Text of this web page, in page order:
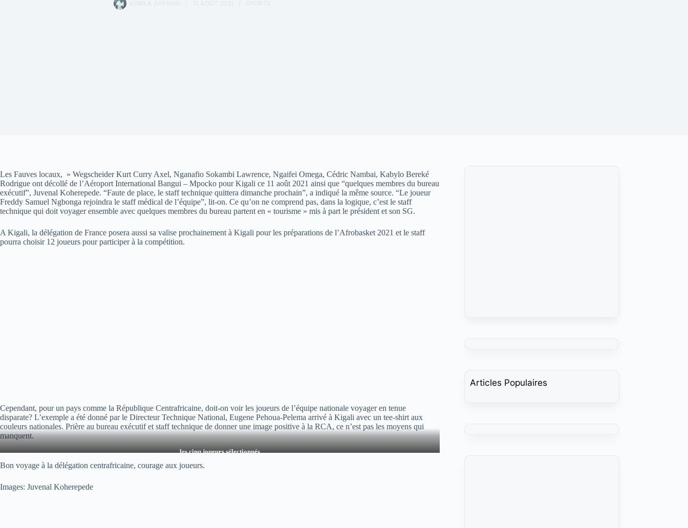
Les Fauves locaux, » Wegscheider Kurt Curry Axel, Nganafio Sokambi Lawrence, Ngaifei Omega, Cédric Nambai, Kabylo Bereké
Rodrigue ont décollé de l’Aéroport International Bangui – Mpocko pour Kigali ce 11 août 2021 ainsi que “quelques membres du bureau
exécutif”, Juvenal Koherepede. “Faute de place, le staff technique quittera dimanche prochain”, a indiqué la même source. “Le joueur
Freddy Samuel Ngbonga rejoindra le staff médical de l’équipe”, lit-on. Ce qu’on ne comprend pas, dans la logique, c’est le staff
technique qui doit voyager ensemble avec quelques membres du bureau partent en « tourisme » mis à part le président et son SG.
A Kigali, la délégation de France posera aussi sa valise prochainement à Kigali pour les préparations de l’Afrobasket 2021 et le staff
pourra choisir 12 joueurs pour participer à la compétition.
Cependant, pour un pays comme la République Centrafricaine, doit-on voir les joueurs de l’équipe nationale voyager en tenue
disparate? L’exemple a été donné par le Directeur Technique National, Eugene Pehoua-Pelema arrivé à Kigali avec un tee-shirt aux
couleurs nationales. Prière au bureau exécutif et staff technique de donner une image positive à la RCA, ce n’est pas les moyens qui
manquent.
les cinq joueurs sélectionnés
Bon voyage à la délégation centrafricaine, courage aux joueurs.
Images: Juvenal Koherepede
Articles Populaires